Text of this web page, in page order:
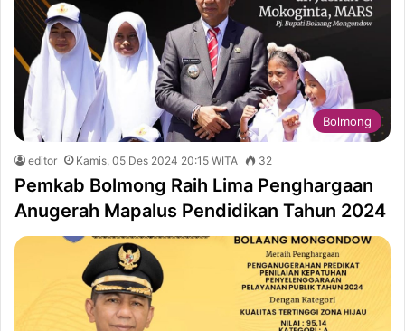
Bolmong
editor Kamis, 05 Des 2024 20:15 WITA 32
Pemkab Bolmong Raih Lima Penghargaan
Anugerah Mapalus Pendidikan Tahun 2024